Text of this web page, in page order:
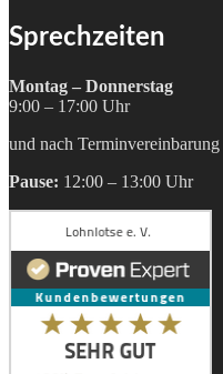
Sprechzeiten
Montag – Donnerstag
9:00 – 17:00 Uhr
und nach Terminvereinbarung
Pause: 12:00 – 13:00 Uhr